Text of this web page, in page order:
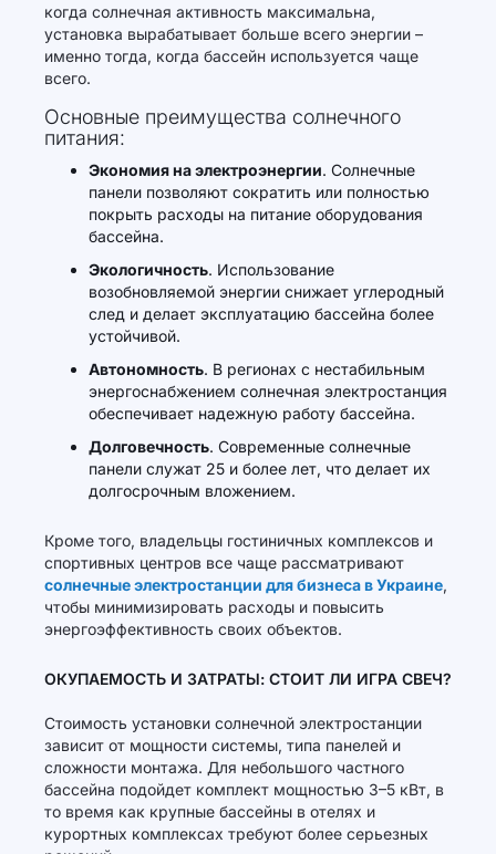
когда солнечная активность максимальна,
установка вырабатывает больше всего энергии –
именно тогда, когда бассейн используется чаще
всего.
Основные преимущества солнечного
питания:
Экономия на электроэнергии. Солнечные
панели позволяют сократить или полностью
покрыть расходы на питание оборудования
бассейна.
Экологичность. Использование
возобновляемой энергии снижает углеродный
след и делает эксплуатацию бассейна более
устойчивой.
Автономность. В регионах с нестабильным
энергоснабжением солнечная электростанция
обеспечивает надежную работу бассейна.
Долговечность. Современные солнечные
панели служат 25 и более лет, что делает их
долгосрочным вложением.
Кроме того, владельцы гостиничных комплексов и
спортивных центров все чаще рассматривают
солнечные электростанции для бизнеса в Украине,
чтобы минимизировать расходы и повысить
энергоэффективность своих объектов.
ОКУПАЕМОСТЬ И ЗАТРАТЫ: СТОИТ ЛИ ИГРА СВЕЧ?
Стоимость установки солнечной электростанции
зависит от мощности системы, типа панелей и
сложности монтажа. Для небольшого частного
бассейна подойдет комплект мощностью 3–5 кВт, в
то время как крупные бассейны в отелях и
курортных комплексах требуют более серьезных